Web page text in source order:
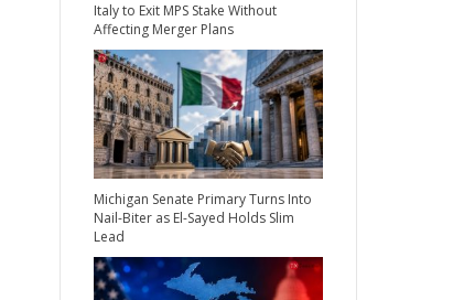
Italy to Exit MPS Stake Without
Affecting Merger Plans
Michigan Senate Primary Turns Into
Nail-Biter as El-Sayed Holds Slim
Lead